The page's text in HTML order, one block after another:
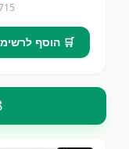
🛒 הוסף